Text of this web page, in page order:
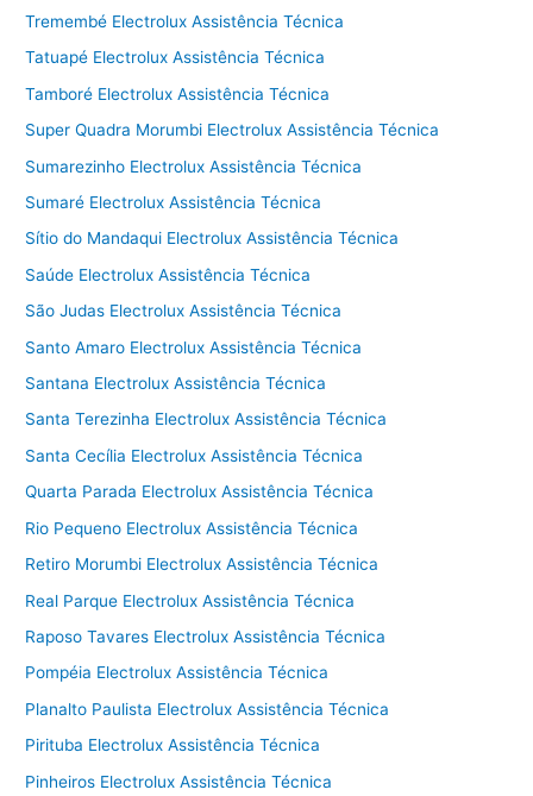
Tremembé Electrolux Assistência Técnica
Tatuapé Electrolux Assistência Técnica
Tamboré Electrolux Assistência Técnica
Super Quadra Morumbi Electrolux Assistência Técnica
Sumarezinho Electrolux Assistência Técnica
Sumaré Electrolux Assistência Técnica
Sítio do Mandaqui Electrolux Assistência Técnica
Saúde Electrolux Assistência Técnica
São Judas Electrolux Assistência Técnica
Santo Amaro Electrolux Assistência Técnica
Santana Electrolux Assistência Técnica
Santa Terezinha Electrolux Assistência Técnica
Santa Cecília Electrolux Assistência Técnica
Quarta Parada Electrolux Assistência Técnica
Rio Pequeno Electrolux Assistência Técnica
Retiro Morumbi Electrolux Assistência Técnica
Real Parque Electrolux Assistência Técnica
Raposo Tavares Electrolux Assistência Técnica
Pompéia Electrolux Assistência Técnica
Planalto Paulista Electrolux Assistência Técnica
Pirituba Electrolux Assistência Técnica
Pinheiros Electrolux Assistência Técnica